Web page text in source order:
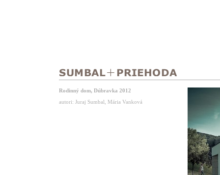
Rodinný dom, Dúbravka 2012
autori: Juraj Sumbal, Mária Vanková